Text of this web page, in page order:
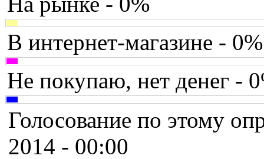
Canyon
Cbr
Chicony
Codegen
Cooler master
В интернет-магазине - 0%
Не покупаю, нет денег -
Голосование по этому
2014 - 00:00